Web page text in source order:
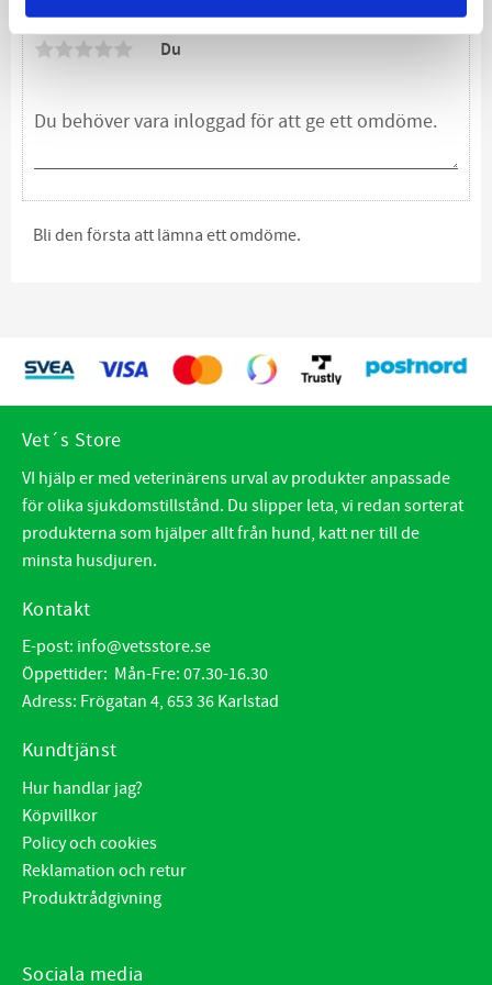
Du
Bli den första att lämna ett omdöme.
Vet´s Store
VI hjälp er med veterinärens urval av produkter anpassade
för olika sjukdomstillstånd. Du slipper leta, vi redan sorterat
produkterna som hjälper allt från hund, katt ner till de
minsta husdjuren.
Kontakt
E-post: info@vetsstore.se
Öppettider: Mån-Fre: 07.30-16.30
Adress: Frögatan 4, 653 36 Karlstad
Kundtjänst
Hur handlar jag?
Köpvillkor
Policy och cookies
Reklamation och retur
Produktrådgivning
Sociala media